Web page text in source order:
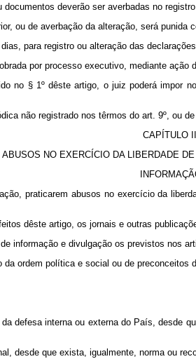
deverão ser averbadas no registro
de averbação da alteração, será punida
para registro ou alteração das
por processo executivo, mediante ação
§ 1º dêste artigo, o juiz poderá impor
não registrado nos têrmos do art. 9º, ou
CAPÍTULO III
ABUSOS NO EXERCÍCIO DA LIBERDADE
abusos no exercício da
dêste artigo, os jornais e outras
e divulgação os previstos nos
ordem política e social ou de preconceitos
interna ou externa do País, desde
que exista, igualmente, norma ou